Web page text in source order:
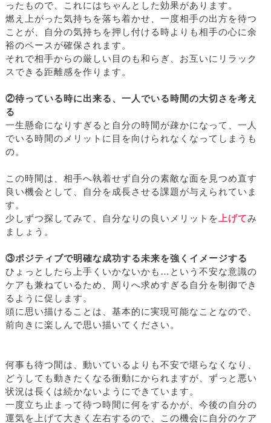
ったもので、これにはちゃんとした効果があります。
燃え上がった気持ちを落ち着かせ、一度相手の出方を待つ
ことが、自分の気持ちを押し付ける時よりも相手の心に余
裕のペースが確保されます。
それで相手からの厳しい目のも和らぎ、お互いにリラック
スできる距離感を作ります。
②待っている時に出来る、一人でいる時間の大切さを考え
る
一生懸命になりすぎると自分の時間が疎かになって、一人
でいる時間のメリットに目を向けられなくなってしまうも
の。
この時間は、相手へ執着せず自分の素敵な面を見つめ直す
良い機会として、自分を成長させる課題が与えられていま
す。
少しずつ探してみて、自分なりの良いメリットを上げてみ
ましょう。
③ポジティブで明確な成功する未来を強くイメージする
ひょっとしたら上手くいかないかも…という不安な意識の
ケアも兼ねているため、周りへ求めすぎる自分を制御でき
るように促します。
頭に思い描けることは、基本的に実現可能なことなので、
前向きに楽しんで思い描いてください。
何事も待つ間は、動いているよりも不安で堪らなくなり、
どうしても動きたくなる衝動にかられますが、ずっと悪い
状況は長くは続かないようにできています。
一度立ち止まって待つ時間に何をするかが、今後の自分の
運気を上げて大きく左右するので、この機会に自分のケア